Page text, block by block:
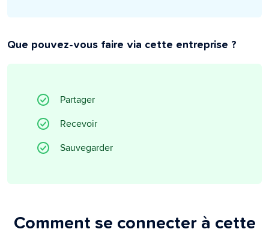
Que pouvez-vous faire via cette entreprise ?
Partager
Recevoir
Sauvegarder
Comment se connecter à cette